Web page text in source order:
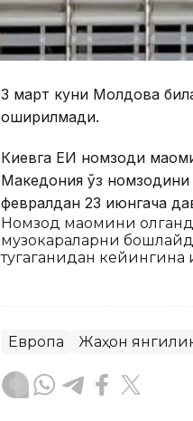
3 март куни Молдова
оширилмади.
Киевга ЕИ номзоди
Македония ўз номзодини
февралдан 23 июнгача
Номзод мақомини
музокараларни
тугаганидан кейингина
Европа Жаҳон